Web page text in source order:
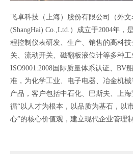
飞卓科技（上海）股份有限公司（外文
(ShangHai) Co.,Ltd.）成立于2004年，
程控制仪表研发、生产、销售的高科
关、流动开关、磁翻板液位计等多种
ISO9001:2008国际质量体系认证、BV
准，为化学工业、电子电器、冶金机
产品，客户包括中石化、巴斯夫、上海
循“以人才为根本，以品质为基石，以
心”的核心价值观，建立现代企业管理